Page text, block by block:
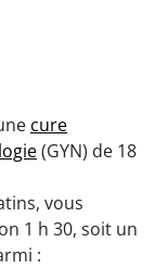
cure
(GYN) de 18
vous
1 h 30, soit un
: